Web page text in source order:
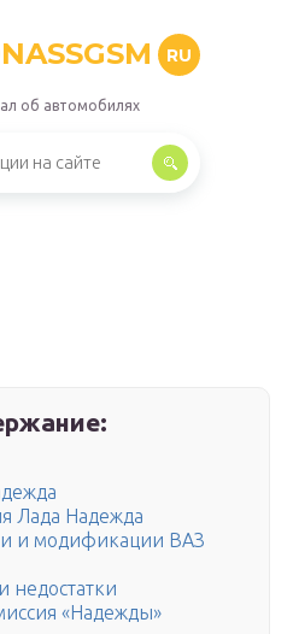
RU
об автомобилях
Лада Надежда
и модификации ВАЗ
недостатки
«Надежды»